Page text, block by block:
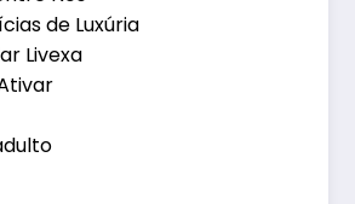
de Luxúria
Livexa